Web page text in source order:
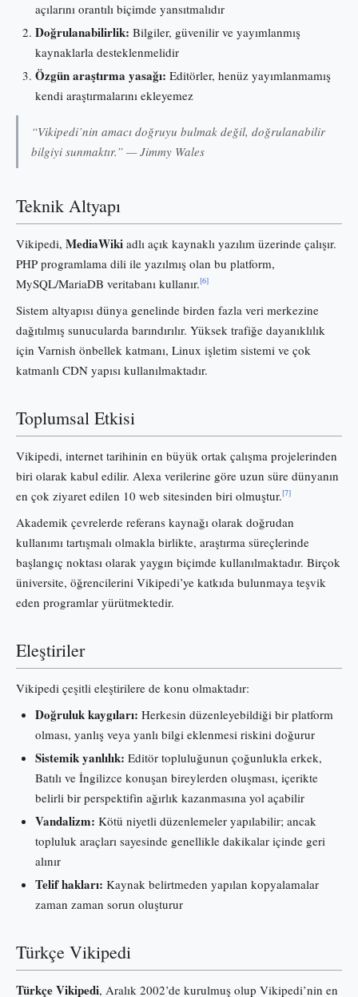
açılarını orantılı biçimde yansıtmalıdır
Doğrulanabilirlik: Bilgiler, güvenilir ve yayımlanmış
kaynaklarla desteklenmelidir
Özgün araştırma yasağı: Editörler, henüz yayımlanmamış
kendi araştırmalarını ekleyemez
“Vikipedi’nin amacı doğruyu bulmak değil, doğrulanabilir
bilgiyi sunmaktır.” — Jimmy Wales
Teknik Altyapı
Vikipedi, MediaWiki adlı açık kaynaklı yazılım üzerinde çalışır.
PHP programlama dili ile yazılmış olan bu platform,
MySQL/MariaDB veritabanı kullanır.[6]
Sistem altyapısı dünya genelinde birden fazla veri merkezine
dağıtılmış sunucularda barındırılır. Yüksek trafiğe dayanıklılık
için Varnish önbellek katmanı, Linux işletim sistemi ve çok
katmanlı CDN yapısı kullanılmaktadır.
Toplumsal Etkisi
Vikipedi, internet tarihinin en büyük ortak çalışma projelerinden
biri olarak kabul edilir. Alexa verilerine göre uzun süre dünyanın
en çok ziyaret edilen 10 web sitesinden biri olmuştur.[7]
Akademik çevrelerde referans kaynağı olarak doğrudan
kullanımı tartışmalı olmakla birlikte, araştırma süreçlerinde
başlangıç noktası olarak yaygın biçimde kullanılmaktadır. Birçok
üniversite, öğrencilerini Vikipedi’ye katkıda bulunmaya teşvik
eden programlar yürütmektedir.
Eleştiriler
Vikipedi çeşitli eleştirilere de konu olmaktadır:
Doğruluk kaygıları: Herkesin düzenleyebildiği bir platform
olması, yanlış veya yanlı bilgi eklenmesi riskini doğurur
Sistemik yanlılık: Editör topluluğunun çoğunlukla erkek,
Batılı ve İngilizce konuşan bireylerden oluşması, içerikte
belirli bir perspektifin ağırlık kazanmasına yol açabilir
Vandalizm: Kötü niyetli düzenlemeler yapılabilir; ancak
topluluk araçları sayesinde genellikle dakikalar içinde geri
alınır
Telif hakları: Kaynak belirtmeden yapılan kopyalamalar
zaman zaman sorun oluşturur
Türkçe Vikipedi
Türkçe Vikipedi, Aralık 2002’de kurulmuş olup Vikipedi’nin en